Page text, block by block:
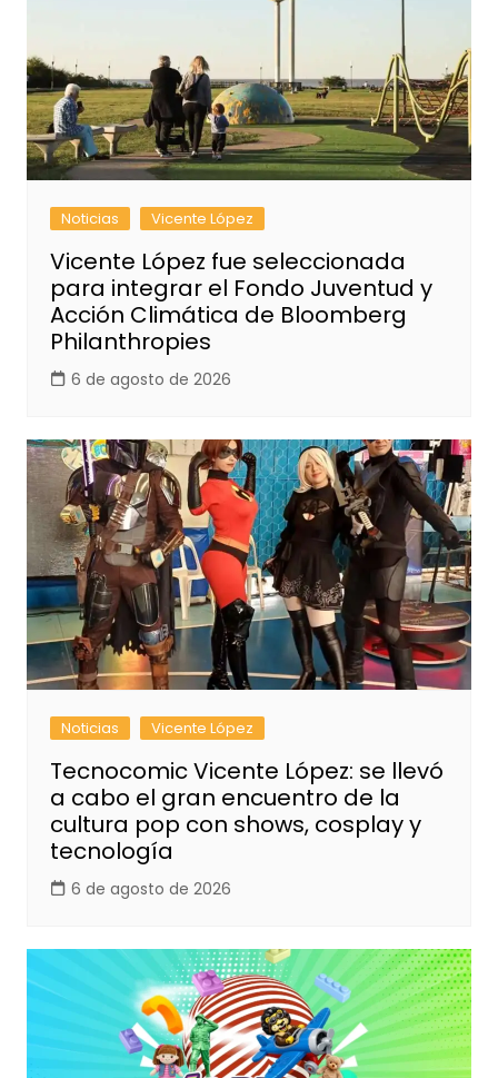
Noticias Vicente López
Vicente López fue seleccionada
para integrar el Fondo Juventud y
Acción Climática de Bloomberg
Philanthropies
6 de agosto de 2026
Noticias Vicente López
Tecnocomic Vicente López: se llevó
a cabo el gran encuentro de la
cultura pop con shows, cosplay y
tecnología
6 de agosto de 2026